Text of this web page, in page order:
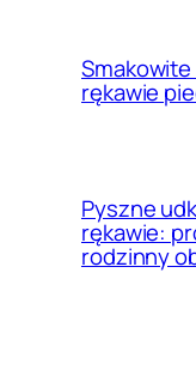
rękawie
Pyszne
rękawie:
rodzinny